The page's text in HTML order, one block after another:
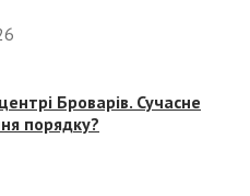
Броварів. Сучасне
порядку?